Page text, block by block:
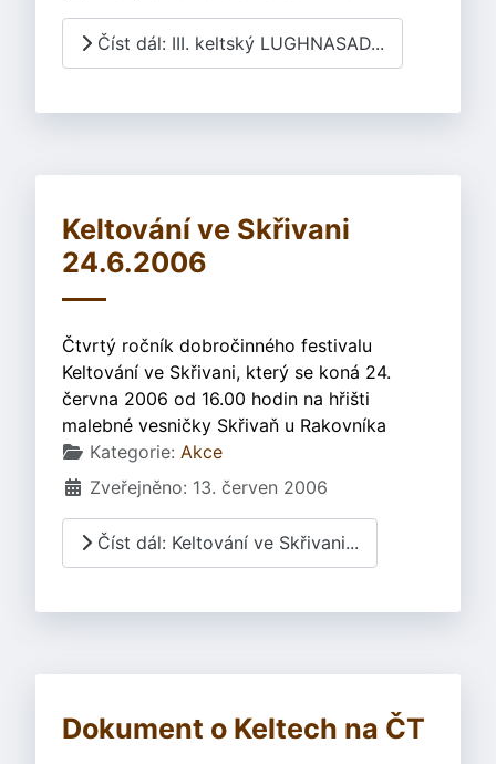
Číst dál: III. keltský LUGHNASAD...
Keltování ve Skřivani
24.6.2006
Čtvrtý ročník dobročinného festivalu
Keltování ve Skřivani, který se koná 24.
června 2006 od 16.00 hodin na hřišti
malebné vesničky Skřivaň u Rakovníka
Základní údaje
Kategorie: Akce
Zveřejněno: 13. červen 2006
Číst dál: Keltování ve Skřivani...
Dokument o Keltech na ČT